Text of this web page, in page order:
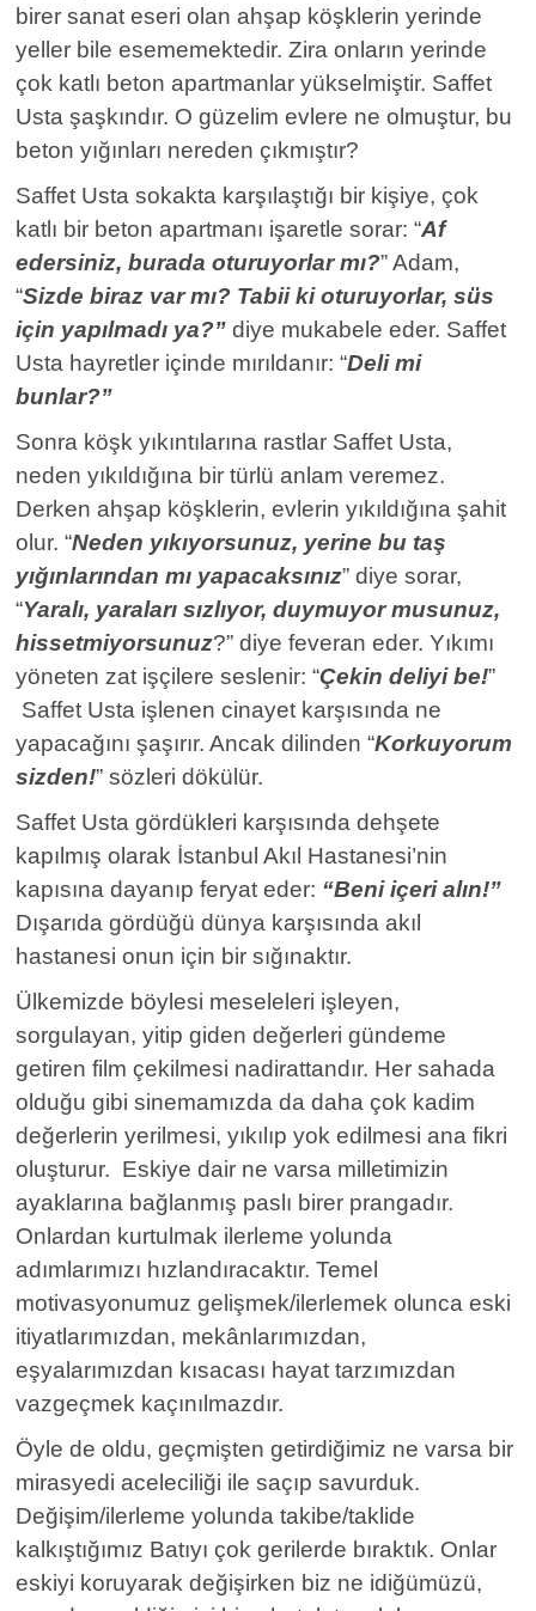
birer sanat eseri olan ahşap köşklerin yerinde
yeller bile esememektedir. Zira onların yerinde
çok katlı beton apartmanlar yükselmiştir. Saffet
Usta şaşkındır. O güzelim evlere ne olmuştur, bu
beton yığınları nereden çıkmıştır?
Saffet Usta sokakta karşılaştığı bir kişiye, çok
katlı bir beton apartmanı işaretle sorar: “Af
edersiniz, burada oturuyorlar mı?” Adam,
“Sizde biraz var mı? Tabii ki oturuyorlar, süs
için yapılmadı ya?”diye mukabele eder. Saffet
Usta hayretler içinde mırıldanır: “Deli mi
bunlar?”
Sonra köşk yıkıntılarına rastlar Saffet Usta,
neden yıkıldığına bir türlü anlam veremez.
Derken ahşap köşklerin, evlerin yıkıldığına şahit
olur. “Neden yıkıyorsunuz, yerine bu taş
yığınlarından mı yapacaksınız” diye sorar,
“Yaralı, yaraları sızlıyor, duymuyor musunuz,
hissetmiyorsunuz?” diye feveran eder. Yıkımı
yöneten zat işçilere seslenir: “Çekin deliyi be!”
Saffet Usta işlenen cinayet karşısında ne
yapacağını şaşırır. Ancak dilinden “Korkuyorum
sizden!” sözleri dökülür.
Saffet Usta gördükleri karşısında dehşete
kapılmış olarak İstanbul Akıl Hastanesi’nin
kapısına dayanıp feryat eder: “Beni içeri alın!”
Dışarıda gördüğü dünya karşısında akıl
hastanesi onun için bir sığınaktır.
Ülkemizde böylesi meseleleri işleyen,
sorgulayan, yitip giden değerleri gündeme
getiren film çekilmesi nadirattandır. Her sahada
olduğu gibi sinemamızda da daha çok kadim
değerlerin yerilmesi, yıkılıp yok edilmesi ana fikri
oluşturur. Eskiye dair ne varsa milletimizin
ayaklarına bağlanmış paslı birer prangadır.
Onlardan kurtulmak ilerleme yolunda
adımlarımızı hızlandıracaktır. Temel
motivasyonumuz gelişmek/ilerlemek olunca eski
itiyatlarımızdan, mekânlarımızdan,
eşyalarımızdan kısacası hayat tarzımızdan
vazgeçmek kaçınılmazdır.
Öyle de oldu, geçmişten getirdiğimiz ne varsa bir
mirasyedi aceleciliği ile saçıp savurduk.
Değişim/ilerleme yolunda takibe/taklide
kalkıştığımız Batıyı çok gerilerde bıraktık. Onlar
eskiyi koruyarak değişirken biz ne idiğümüzü,